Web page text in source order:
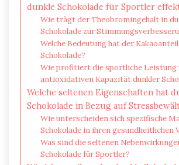
dunkle Schokolade für Sportler
Wie trägt der Theobromingehalt in
Schokolade zur
Welche Bedeutung hat der
Schokolade?
Wie profitiert die sportliche Leistung
antioxidativen Kapazität dunkler
Welche seltenen Eigenschaften hat
Schokolade in Bezug auf
Wie unterscheiden sich spezifische
Schokolade in ihren gesundheitlichen
Was sind die seltenen
Schokolade für Sportler?